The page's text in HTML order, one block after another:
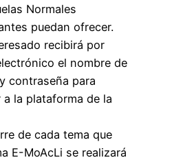
Normales
puedan ofrecer.
recibirá por
el nombre de
contraseña para
a la plataforma de la
de cada tema que
E-MoAcLi se realizará